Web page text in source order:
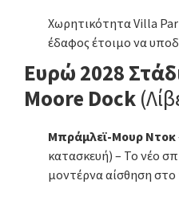
Χωρητικότητα Villa
έδαφος έτοιμο να
Ευρώ 2028
Moore Dock
Μπράμλεϊ-Μουρ Ντοκ
κατασκευή) – Το νέο
μοντέρνα αίσθηση στο